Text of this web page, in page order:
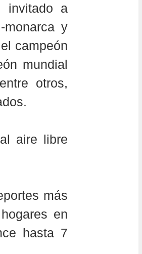
invitado a
y
campeón
mundial
otros,
aire libre
más
en
hasta 7